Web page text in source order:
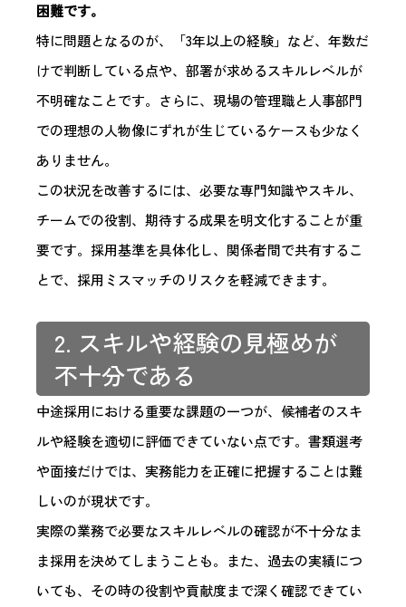
困難です。
特に問題となるのが、「3年以上の経験」など、年数だ
けで判断している点や、部署が求めるスキルレベルが
不明確なことです。さらに、現場の管理職と人事部門
での理想の人物像にずれが生じているケースも少なく
ありません。
この状況を改善するには、必要な専門知識やスキル、
チームでの役割、期待する成果を明文化することが重
要です。採用基準を具体化し、関係者間で共有するこ
とで、採用ミスマッチのリスクを軽減できます。
2. スキルや経験の見極めが
不十分である
中途採用における重要な課題の一つが、候補者のスキ
ルや経験を適切に評価できていない点です。書類選考
や面接だけでは、実務能力を正確に把握することは難
しいのが現状です。
実際の業務で必要なスキルレベルの確認が不十分なま
ま採用を決めてしまうことも。また、過去の実績につ
いても、その時の役割や貢献度まで深く確認できてい